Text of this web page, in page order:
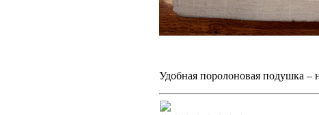
Удобная поролоновая подушка –